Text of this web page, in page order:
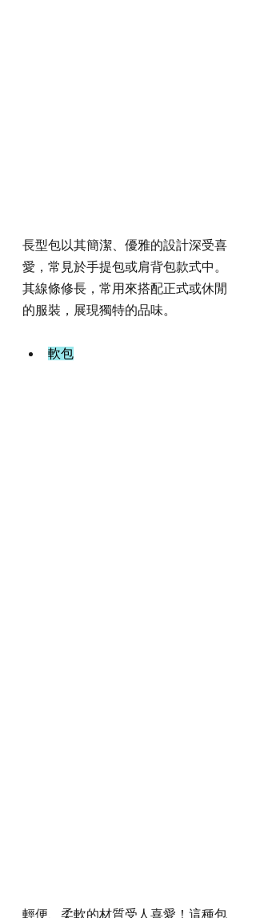
長型包以其簡潔、優雅的設計深受喜
愛，常見於手提包或肩背包款式中。
其線條修長，常用來搭配正式或休閒
的服裝，展現獨特的品味。
軟包
輕便、柔軟的材質受人喜愛！這種包